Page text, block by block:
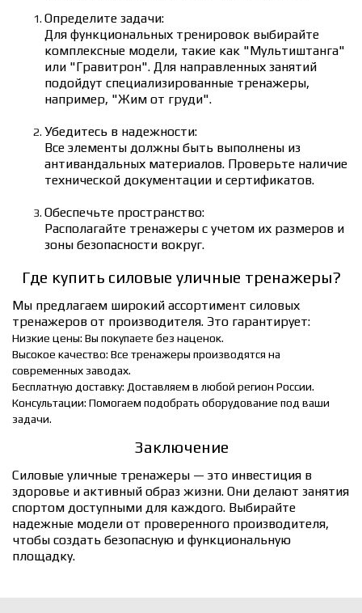
Определите задачи:
Для функциональных тренировок выбирайте
комплексные модели, такие как "Мультиштанга"
или "Гравитрон". Для направленных занятий
подойдут специализированные тренажеры,
например, "Жим от груди".
Убедитесь в надежности:
Все элементы должны быть выполнены из
антивандальных материалов. Проверьте наличие
технической документации и сертификатов.
Обеспечьте пространство:
Располагайте тренажеры с учетом их размеров и
зоны безопасности вокруг.
Где купить силовые уличные тренажеры?
Мы предлагаем широкий ассортимент силовых
тренажеров от производителя. Это гарантирует:
Низкие цены: Вы покупаете без наценок.
Высокое качество: Все тренажеры производятся на
современных заводах.
Бесплатную доставку: Доставляем в любой регион России.
Консультации: Помогаем подобрать оборудование под ваши
задачи.
Заключение
Силовые уличные тренажеры — это инвестиция в
здоровье и активный образ жизни. Они делают занятия
спортом доступными для каждого. Выбирайте
надежные модели от проверенного производителя,
чтобы создать безопасную и функциональную
площадку.